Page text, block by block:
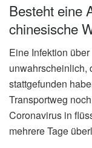
Besteht eine
chinesische
Eine Infektion
unwahrscheinlich,
stattgefunden
Transportweg
Coronavirus in
mehrere Tage